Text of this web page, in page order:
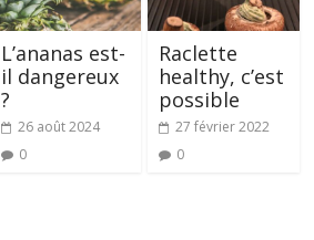
L’ananas est-
il dangereux
?
26 août 2024
0
Raclette
healthy, c’est
possible
27 février 2022
0